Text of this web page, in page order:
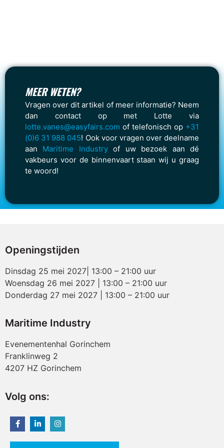
MEER WETEN?
Vragen over dit artikel of meer informatie? Neem
dan contact op met Lotte via
lotte.vanes@easyfairs.com of telefonisch op +31
(0)6 31 988 045! Ook voor vragen over deelname
aan Maritime Industryof uw bezoek aan dé
vakbeurs voor de binnenvaart staan wij u graag
te woord!
Openingstijden
Dinsdag 25 mei 2027| 13:00 – 21:00 uur
Woensdag 26 mei 2027 | 13:00 – 21:00 uur
Donderdag 27 mei 2027 | 13:00 – 21:00 uur
Maritime Industry
Evenementenhal Gorinchem
Franklinweg 2
4207 HZ Gorinchem
Volg ons: